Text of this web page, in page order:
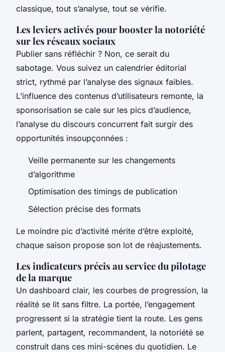
classique, tout s’analyse, tout se vérifie.
Les leviers activés pour booster la notoriété
sur les réseaux sociaux
Publier sans réfléchir ? Non, ce serait du
sabotage. Vous suivez un calendrier éditorial
strict, rythmé par l’analyse des signaux faibles.
L’influence des contenus d’utilisateurs remonte, la
sponsorisation se cale sur les pics d’audience,
l’analyse du discours concurrent fait surgir des
opportunités insoupçonnées :
Veille permanente sur les changements
d’algorithme
Optimisation des timings de publication
Sélection précise des formats
Le moindre pic d’activité mérite d’être exploité,
chaque saison propose son lot de réajustements.
Les indicateurs précis au service du pilotage
de la marque
Un dashboard clair, les courbes de progression, la
réalité se lit sans filtre. La portée, l’engagement
progressent si la stratégie tient la route. Les gens
parlent, partagent, recommandent, la notoriété se
construit dans ces mini-scènes du quotidien. Le